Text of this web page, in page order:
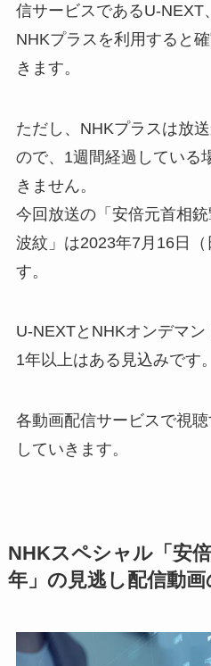
信サービスであるU-NEXT
NHKプラスを利用すると
きます。
ただし、NHKプラスは放
ので、1週間経過している
きません。
今回放送の「安倍元首相
波紋」は2023年7月16日
す。
U-NEXTとNHKオンデマ
1年以上はある見込みです。
各動画配信サービスで視
していきます。
NHKスペシャル「安
年」の見逃し配信動